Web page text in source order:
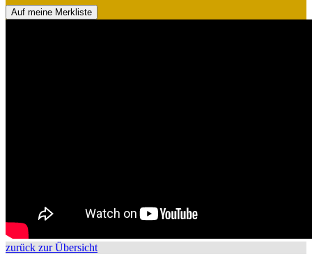
Auf meine Merkliste
zurück zur Übersicht